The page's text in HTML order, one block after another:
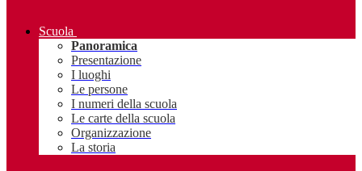
Scuola
Panoramica
Presentazione
I luoghi
Le persone
I numeri della scuola
Le carte della scuola
Organizzazione
La storia